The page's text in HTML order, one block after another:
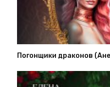
Погонщики драконов